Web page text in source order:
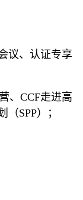
议、认证专享
、CCF走进高
SPP）；